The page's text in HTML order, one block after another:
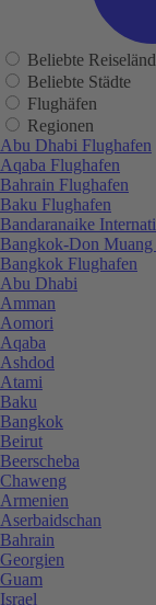
Beliebte
Beliebte Städte
Flughäfen
Regionen
Abu Dhabi Flughafen
Aqaba Flughafen
Bahrain Flughafen
Baku Flughafen
Bandaranaike
Bangkok-Don Muang
Bangkok Flughafen
Abu Dhabi
Amman
Aomori
Aqaba
Ashdod
Atami
Baku
Bangkok
Beirut
Beerscheba
Chaweng
Armenien
Aserbaidschan
Bahrain
Georgien
Guam
Israel